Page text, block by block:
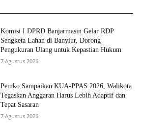
Komisi I DPRD Banjarmasin Gelar RDP
Sengketa Lahan di Banyiur, Dorong
Pengukuran Ulang untuk Kepastian Hukum
7 Agustus 2026
Pemko Sampaikan KUA-PPAS 2026, Walikota
Tegaskan Anggaran Harus Lebih Adaptif dan
Tepat Sasaran
7 Agustus 2026